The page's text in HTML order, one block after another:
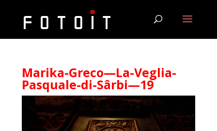
Marika-Greco—La-Veglia-
Pasquale-di-Sârbi—19